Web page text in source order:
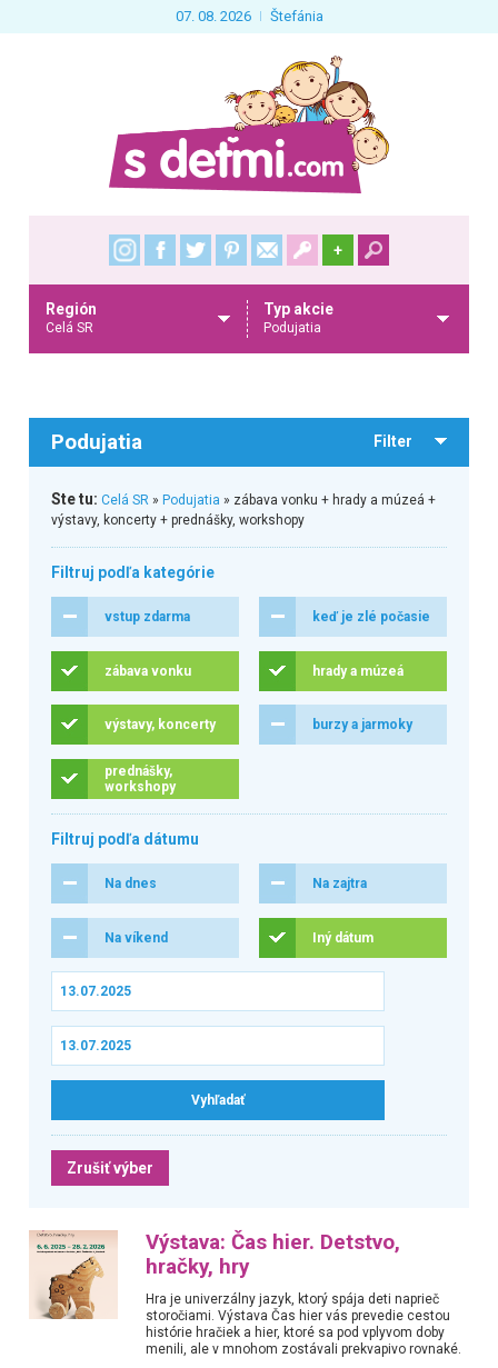
07. 08. 2026 Štefánia
+
Región
Celá SR
Typ akcie
Podujatia
Podujatia Filter
Ste tu: Celá SR» Podujatia » zábava vonku + hrady a múzeá +
výstavy, koncerty + prednášky, workshopy
Filtruj podľa kategórie
vstup zdarma keď je zlé počasie
zábava vonku hrady a múzeá
výstavy, koncerty burzy a jarmoky
prednášky,
workshopy
Filtruj podľa dátumu
Na dnes Na zajtra
Na víkend Iný dátum
Zrušiť výber
Výstava: Čas hier. Detstvo,
hračky, hry
Hra je univerzálny jazyk, ktorý spája deti naprieč
storočiami. Výstava Čas hier vás prevedie cestou
histórie hračiek a hier, ktoré sa pod vplyvom doby
menili, ale v mnohom zostávali prekvapivo rovnaké.